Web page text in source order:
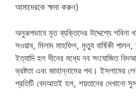
আমাদেরকে ক্ষমা করুন)
অনুরূপভাবে মৃত ব্যক্তিদের উদ্দেশ্যে শবিনা
সওয়াব, মিলাদ মাহফিল, মৃত্যু বার্ষিকী
ইত্যাদি হল দীনের মধ্যে নব সংযোজিত
ভ্রষ্টতা এবং জাহান্নামের পথ। ইসলামের
প্রতিটি বেদআতই হল, শয়তানের দেখানো